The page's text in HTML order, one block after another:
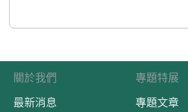
關於我們
最新消息
專題特展
專題文章